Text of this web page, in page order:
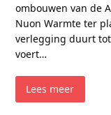
ombouwen van de
Nuon Warmte ter
verlegging duurt
voert…
Lees meer